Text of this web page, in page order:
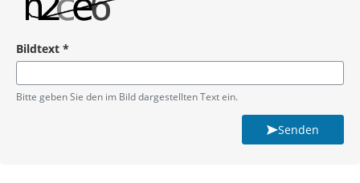
Bildtext *
Pflichtangabe
Bitte geben Sie den im Bild dargestellten Text ein.
Senden